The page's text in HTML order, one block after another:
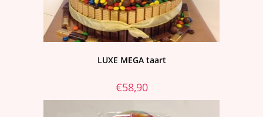
LUXE MEGA taart
€58,90